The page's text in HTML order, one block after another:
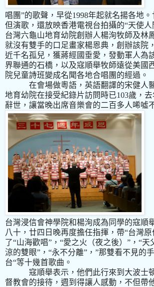
唱團”的歌聲，早從1998年起就名揚各地
但演歌，還放映香港電視台拍攝的“天使
台灣六龜山地育幼院創辦人楊洵牧師及林
就沒有雙手的口足畫家楊恩典，創辦該院
近千名孤兒，獲蔣經國垂愛，發動軍人為
界聯通的石橋，以及寇順舉牧師遠從美國
院兒童詩班變成名聞各地合唱團的經過。
在會場做粵語，英語翻譯的宋健人
地育幼院在接受紀錄片訪問時已103歲，
辭世，讓當晚出席音樂會的二百多人唏噓
台灣浸信會神學院和楊洵成為同學的寇順
八十，廿四日晚再度擔任指揮，帶“台灣
了“山海歡唱”，“愛之火（夜之後）”，“天
涼的雙眼”，“永不分離”， ”那雙看不見的
台“等十幾首歌曲。
寇順舉表示，他們此行來到大波士
督教會的接待，週到得讓人感動，不但帶